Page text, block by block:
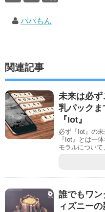
パパもん
関連記事
未来は必
乳パックま
『Iot』
必ず『Iot』の
『Iot』とは一
モラルについて
誰でもワ
ィズニー